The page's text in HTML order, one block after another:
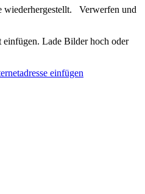
wiederhergestellt. Verwerfen und
Lade Bilder hoch oder
einfügen